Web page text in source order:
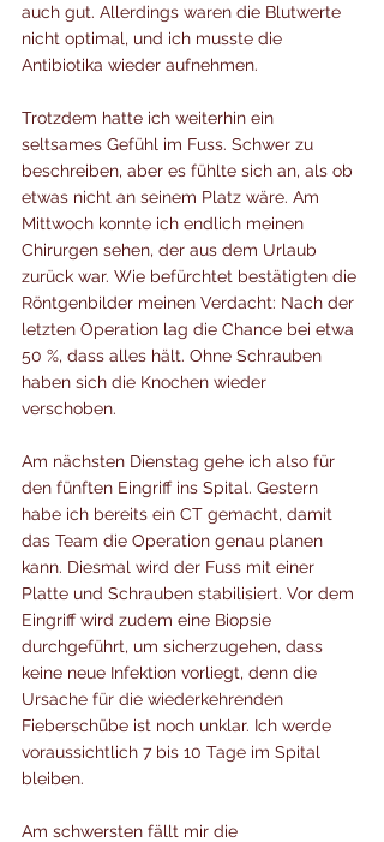
auch gut. Allerdings waren die Blutwerte
nicht optimal, und ich musste die
Antibiotika wieder aufnehmen.
Trotzdem hatte ich weiterhin ein
seltsames Gefühl im Fuss. Schwer zu
beschreiben, aber es fühlte sich an, als ob
etwas nicht an seinem Platz wäre. Am
Mittwoch konnte ich endlich meinen
Chirurgen sehen, der aus dem Urlaub
zurück war. Wie befürchtet bestätigten die
Röntgenbilder meinen Verdacht: Nach der
letzten Operation lag die Chance bei etwa
50 %, dass alles hält. Ohne Schrauben
haben sich die Knochen wieder
verschoben.
Am nächsten Dienstag gehe ich also für
den fünften Eingriff ins Spital. Gestern
habe ich bereits ein CT gemacht, damit
das Team die Operation genau planen
kann. Diesmal wird der Fuss mit einer
Platte und Schrauben stabilisiert. Vor dem
Eingriff wird zudem eine Biopsie
durchgeführt, um sicherzugehen, dass
keine neue Infektion vorliegt, denn die
Ursache für die wiederkehrenden
Fieberschübe ist noch unklar. Ich werde
voraussichtlich 7 bis 10 Tage im Spital
bleiben.
Am schwersten fällt mir die